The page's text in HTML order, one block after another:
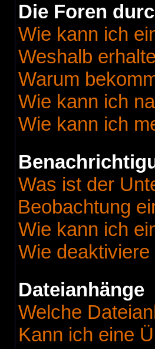
Die Foren
Wie kann ich
Weshalb
Warum
Wie kann ich
Wie kann ich
Was ist der
Beobachtung
Wie kann ich
Wie
Dateianhänge
Welche
Kann ich eine